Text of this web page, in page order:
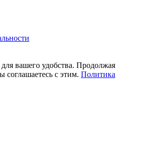
вашего удобства. Продолжая
соглашаетесь с этим. Политика